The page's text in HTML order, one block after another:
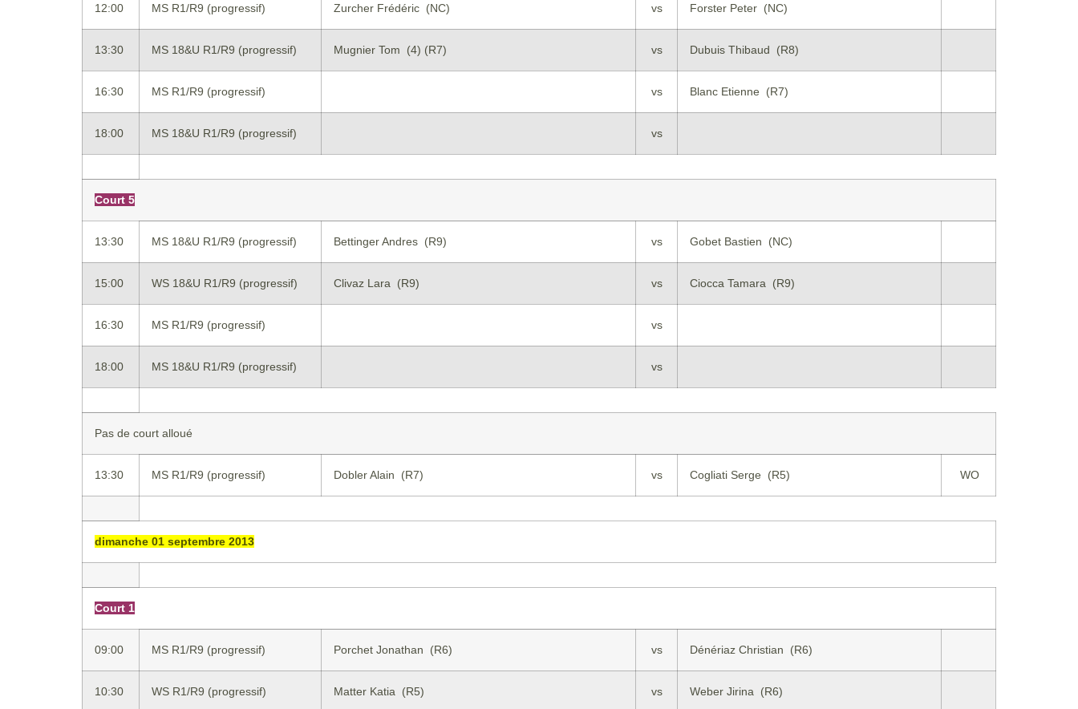
12:00 MS R1/R9 (progressif) Zurcher Frédéric (NC) vs Forster Peter (NC)
13:30 MS 18&U R1/R9 (progressif) Mugnier Tom (4) (R7) vs Dubuis Thibaud (R8)
16:30 MS R1/R9 (progressif) vs Blanc Etienne (R7)
18:00 MS 18&U R1/R9 (progressif) vs
Court 5
13:30 MS 18&U R1/R9 (progressif) Bettinger Andres (R9) vs Gobet Bastien (NC)
15:00 WS 18&U R1/R9 (progressif) Clivaz Lara (R9) vs Ciocca Tamara (R9)
16:30 MS R1/R9 (progressif) vs
18:00 MS 18&U R1/R9 (progressif) vs
Pas de court alloué
13:30 MS R1/R9 (progressif) Dobler Alain (R7) vs Cogliati Serge (R5) WO
dimanche 01 septembre 2013
Court 1
09:00 MS R1/R9 (progressif) Porchet Jonathan (R6) vs Dénériaz Christian (R6)
10:30 WS R1/R9 (progressif) Matter Katia (R5) vs Weber Jirina (R6)